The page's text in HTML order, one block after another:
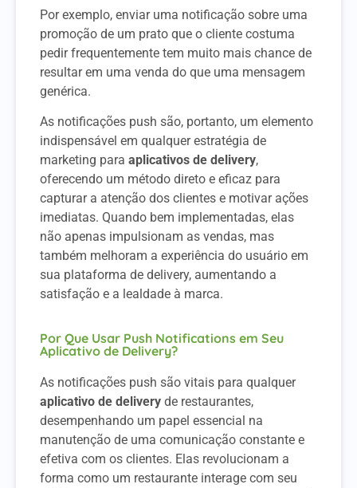
Por exemplo, enviar uma notificação sobre uma
promoção de um prato que o cliente costuma
pedir frequentemente tem muito mais chance de
resultar em uma venda do que uma mensagem
genérica.
As notificações push são, portanto, um elemento
indispensável em qualquer estratégia de
marketing para aplicativos de delivery,
oferecendo um método direto e eficaz para
capturar a atenção dos clientes e motivar ações
imediatas. Quando bem implementadas, elas
não apenas impulsionam as vendas, mas
também melhoram a experiência do usuário em
sua plataforma de delivery, aumentando a
satisfação e a lealdade à marca.
Por Que Usar Push Notifications em Seu
Aplicativo de Delivery?
As notificações push são vitais para qualquer
aplicativo de delivery de restaurantes,
desempenhando um papel essencial na
manutenção de uma comunicação constante e
efetiva com os clientes. Elas revolucionam a
forma como um restaurante interage com seu